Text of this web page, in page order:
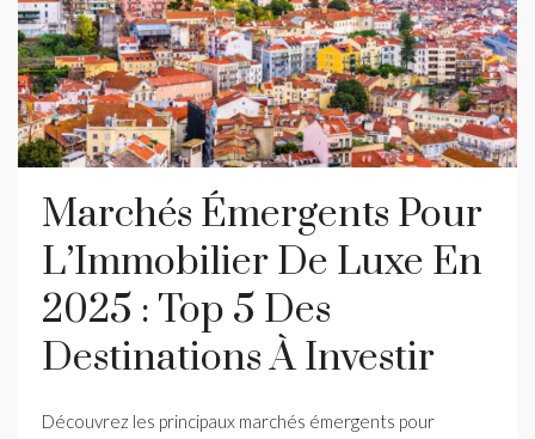
Marchés Émergents Pour
L’Immobilier De Luxe En
2025 : Top 5 Des
Destinations À Investir
Découvrez les principaux marchés émergents pour